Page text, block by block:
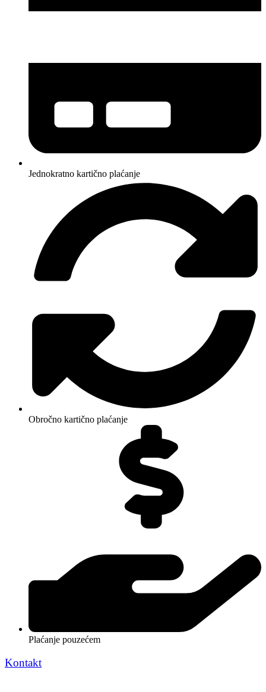
Jednokratno kartično plaćanje
Obročno kartično plaćanje
Plaćanje pouzećem
Kontakt